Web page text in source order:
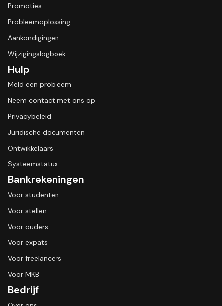
Promoties
Probleemoplossing
Aankondigingen
Wijzigingslogboek
Hulp
Meld een probleem
Neem contact met ons op
Privacybeleid
Juridische documenten
Ontwikkelaars
Systeemstatus
Bankrekeningen
Voor studenten
Voor stellen
Voor ouders
Voor expats
Voor freelancers
Voor MKB
Bedrijf